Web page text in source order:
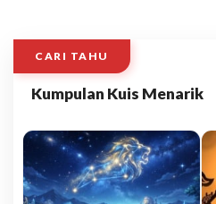
CARI TAHU
Kumpulan Kuis Menarik